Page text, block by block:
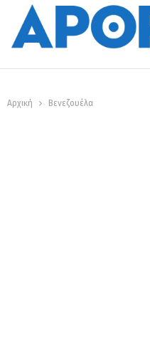
Αρχική Βενεζουέλα